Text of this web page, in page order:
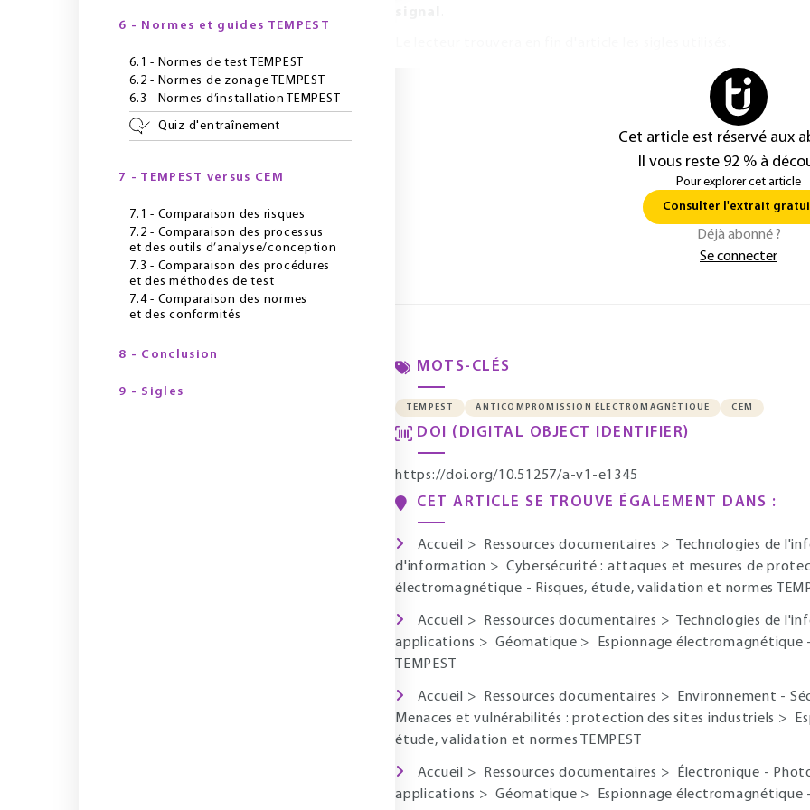
6 - Normes et guides TEMPEST
6.1 - Normes de test TEMPEST
6.2 - Normes de zonage TEMPEST
6.3 - Normes d’installation TEMPEST
Quiz d'entraînement
7 - TEMPEST versus CEM
7.1 - Comparaison des risques
7.2 - Comparaison des processus
et des outils d’analyse/conception
7.3 - Comparaison des procédures
et des méthodes de test
7.4 - Comparaison des normes
et des conformités
8 - Conclusion
9 - Sigles
Cet article est réservé aux
Il vous reste 92 % à
Pour explorer cet article
Consulter l'extrait
Déjà abonné ?
Se connecter
MOTS-CLÉS
TEMPEST ANTICOMPROMISSION ÉLECTROMAGNÉTIQUE CEM
DOI (DIGITAL OBJECT IDENTIFIER)
https://doi.org/10.51257/a-v1-e1345
CET ARTICLE SE TROUVE ÉGALEMENT DANS :
Accueil > Ressources documentaires > Technologies de
d'information > Cybersécurité : attaques et mesures de
électromagnétique - Risques, étude, validation et normes
Accueil > Ressources documentaires > Technologies de
applications > Géomatique >
Espionnage électromagnétique
TEMPEST
Accueil > Ressources documentaires > Environnement -
Menaces et vulnérabilités : protection des sites industriels >
étude, validation et normes TEMPEST
Accueil > Ressources documentaires > Électronique -
applications > Géomatique >
Espionnage électromagnétique